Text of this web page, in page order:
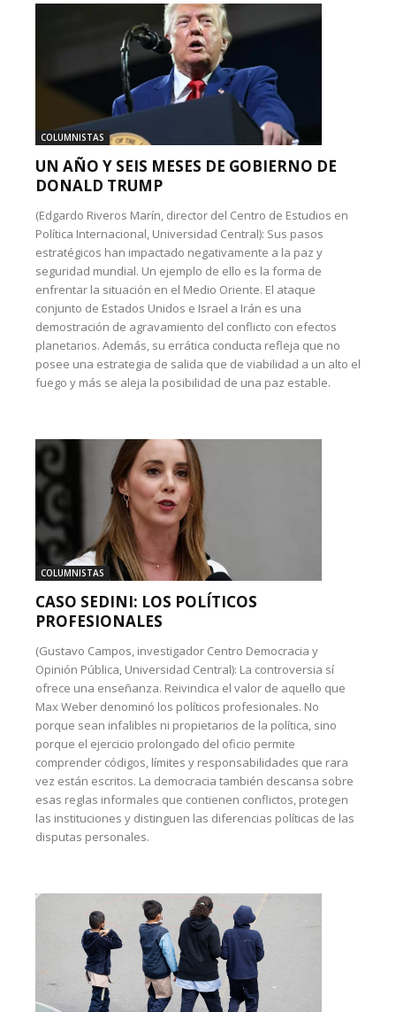
COLUMNISTAS
UN AÑO Y SEIS MESES DE GOBIERNO DE
DONALD TRUMP
(Edgardo Riveros Marín, director del Centro de Estudios en
Política Internacional, Universidad Central): Sus pasos
estratégicos han impactado negativamente a la paz y
seguridad mundial. Un ejemplo de ello es la forma de
enfrentar la situación en el Medio Oriente. El ataque
conjunto de Estados Unidos e Israel a Irán es una
demostración de agravamiento del conflicto con efectos
planetarios. Además, su errática conducta refleja que no
posee una estrategia de salida que de viabilidad a un alto el
fuego y más se aleja la posibilidad de una paz estable.
COLUMNISTAS
CASO SEDINI: LOS POLÍTICOS
PROFESIONALES
(Gustavo Campos, investigador Centro Democracia y
Opinión Pública, Universidad Central): La controversia sí
ofrece una enseñanza. Reivindica el valor de aquello que
Max Weber denominó los políticos profesionales. No
porque sean infalibles ni propietarios de la política, sino
porque el ejercicio prolongado del oficio permite
comprender códigos, límites y responsabilidades que rara
vez están escritos. La democracia también descansa sobre
esas reglas informales que contienen conflictos, protegen
las instituciones y distinguen las diferencias políticas de las
disputas personales.